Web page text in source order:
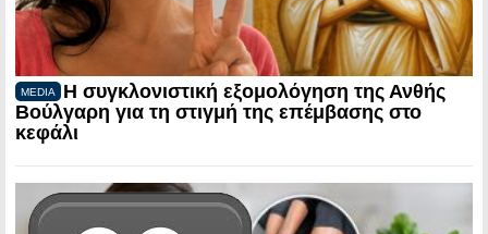
MEDIA
Η συγκλονιστική εξομολόγηση της Ανθής
Βούλγαρη για τη στιγμή της επέμβασης στο
κεφάλι